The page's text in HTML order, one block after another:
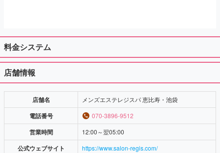
料金システム
店舗情報
店舗名 メンズエステレジスパ 恵比寿・池袋
電話番号 070-3896-9512
営業時間 12:00～翌05:00
公式ウェブサイト https://www.salon-regis.com/